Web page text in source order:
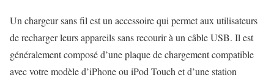
Un chargeur sans fil est un accessoire qui permet aux utilisateurs
de recharger leurs appareils sans recourir à un câble USB. Il est
généralement composé d’une plaque de chargement compatible
avec votre modèle d’iPhone ou iPod Touch et d’une station